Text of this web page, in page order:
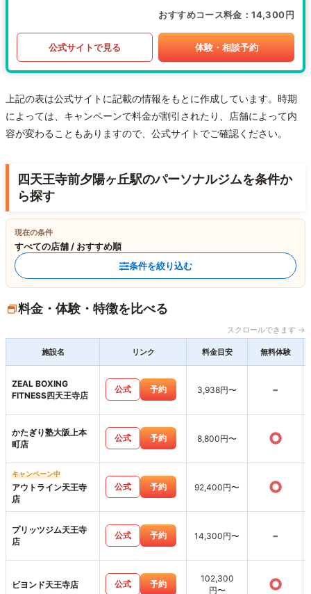
おすすめコース料金 14,300円
公式サイトで見る 体験・相談予約
上記の表は公式サイトに記載の情報をもとに作成しています。時期
によっては、キャンペーンで料金が割引されたり、店舗によって内
容が変わることもありますので、公式サイトでご確認ください。
四天王寺前夕陽ヶ丘駅のパーソナルジムを条件か
ら探す
現在の条件
すべての店舗 / おすすめ順
条件を絞り込む
料金・体験・特徴を比べる
スクロールできます →
施設名 リンク 料金目安 無料体験
ZEAL BOXING
FITNESS四天王寺店
公式 予約 3,938円〜 -
かたぎり塾大阪上本
町店
公式 予約 8,800円〜 ○
キャンペーン中
アウトライン天王寺
店
公式 予約 92,400円〜 ○
プリッツジム天王寺
店
公式 予約 14,300円〜 -
ビヨンド天王寺店 公式 予約
102,300
円〜
○